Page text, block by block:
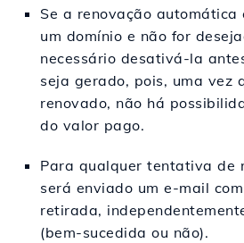
Se a renovação
um domínio e não for
necessário desativá-la
seja gerado, pois, uma vez
renovado, não há
do valor pago.
Para qualquer tentativa de
será enviado um e-mail
retirada,
(bem-sucedida ou não).